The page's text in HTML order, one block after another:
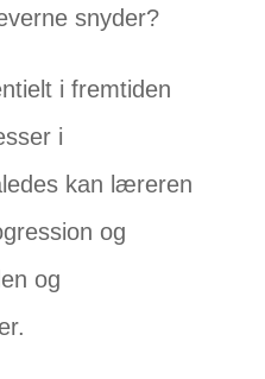
snyder?
i fremtiden
i
kan læreren
og
og